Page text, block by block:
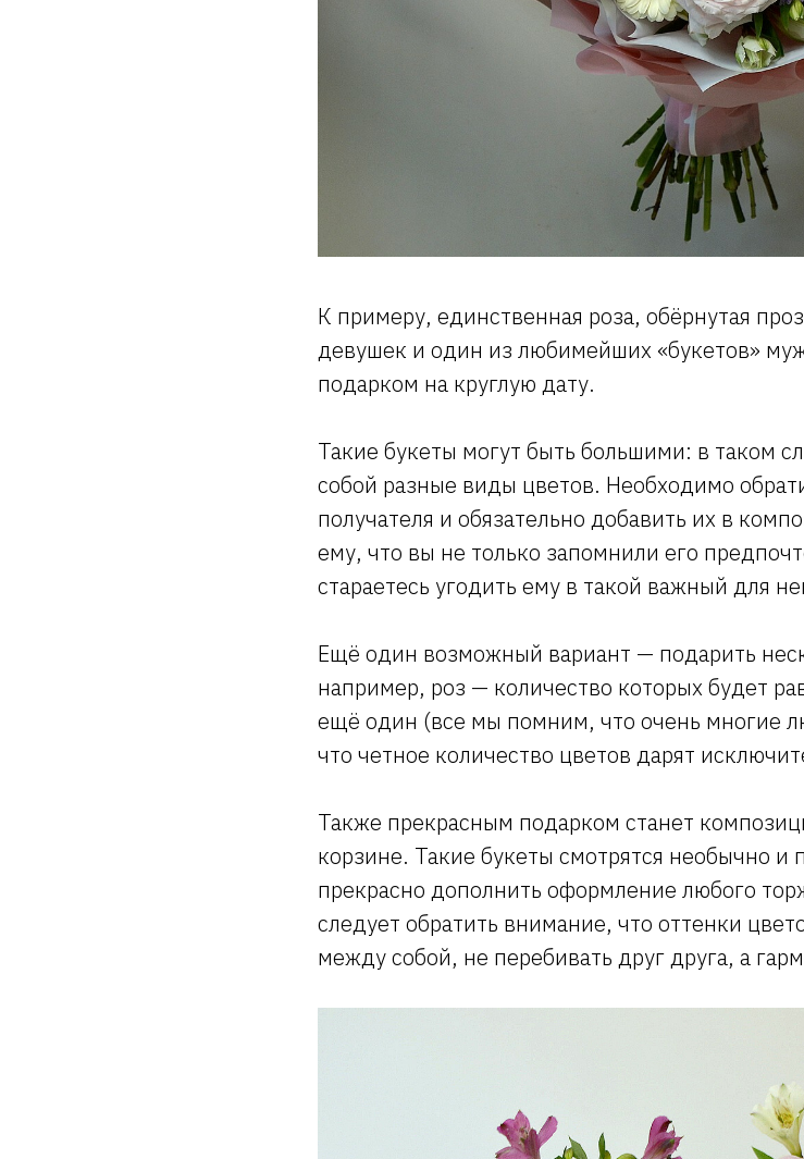
К примеру, единственная роза, обёрнутая
девушек и один из любимейших «букетов»
подарком на круглую дату.
Такие букеты могут быть большими: в таком
собой разные виды цветов. Необходимо
получателя и обязательно добавить их в
ему, что вы не только запомнили его
стараетесь угодить ему в такой важный для
Ещё один возможный вариант — подарить
например, роз — количество которых будет
ещё один (все мы помним, что очень многие
что четное количество цветов дарят
Также прекрасным подарком станет
корзине. Такие букеты смотрятся необычно и
прекрасно дополнить оформление любого
следует обратить внимание, что оттенки
между собой, не перебивать друг друга, а